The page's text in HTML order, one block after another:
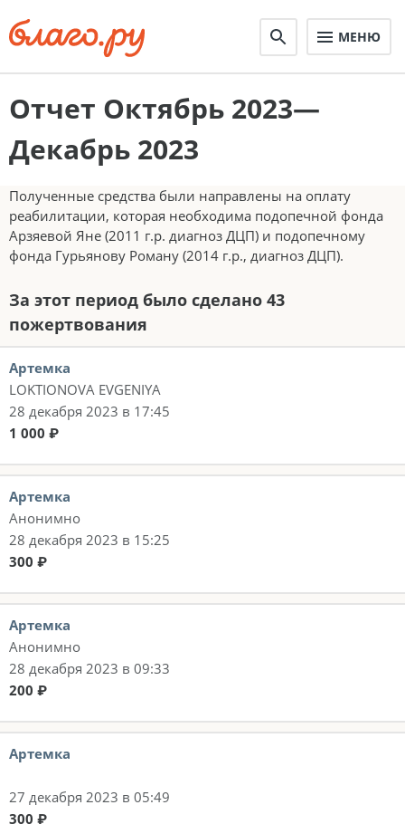
МЕНЮ
Отчет Октябрь 2023—
Декабрь 2023
Полученные средства были направлены на оплату
реабилитации, которая необходима подопечной фонда
Арзяевой Яне (2011 г.р. диагноз ДЦП) и подопечному
фонда Гурьянову Роману (2014 г.р., диагноз ДЦП).
За этот период было сделано 43
пожертвования
Артемка
LOKTIONOVA EVGENIYA
28 декабря 2023 в 17:45
1 000 ₽
Артемка
Анонимно
28 декабря 2023 в 15:25
300 ₽
Артемка
Анонимно
28 декабря 2023 в 09:33
200 ₽
Артемка
27 декабря 2023 в 05:49
300 ₽